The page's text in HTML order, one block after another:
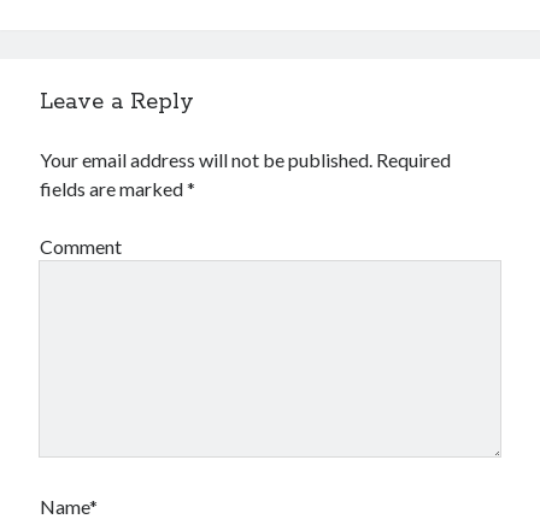
Leave a Reply
Your email address will not be published. Required
fields are marked*
Comment
Name*